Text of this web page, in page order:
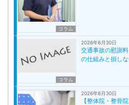
コラム
コラム
2026年6月30日
交通事故の慰謝
の仕組みと損し
2026年6月30日
【整体院・整骨